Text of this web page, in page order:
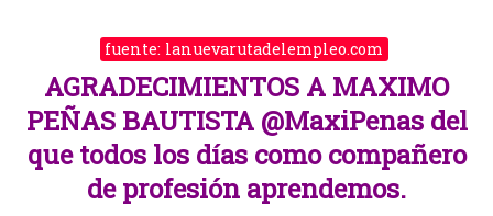
fuente: lanuevarutadelempleo.com
AGRADECIMIENTOS A MAXIMO
PEÑAS BAUTISTA @MaxiPenasdel
que todos los días como compañero
de profesión aprendemos.